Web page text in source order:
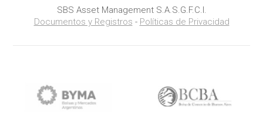
SBS Asset Management S.A.S.G.F.C.I.
Documentos y Registros - Políticas de Privacidad